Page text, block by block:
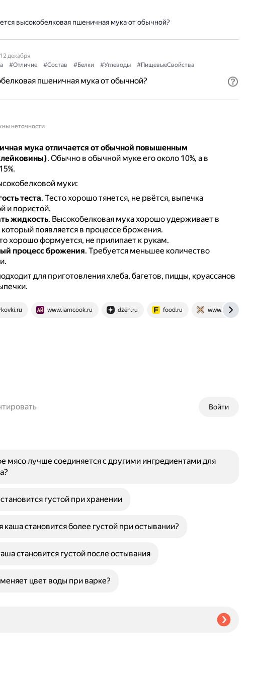
высокобелковая пшеничная мука от обычной?
12 декабря
#Отличие #Состав #Белки #Углеводы #ПищевыеСвойства
пшеничная мука от обычной?
неточности
мука отличается от обычной повышенным
. Обычно в обычной муке его около 10%, а в
муки:
теста. Тесто хорошо тянется, не рвётся, выпечка
и пористой.
жидкость. Высокобелковая мука хорошо удерживает в
который появляется в процессе брожения.
хорошо формуется, не прилипает к рукам.
процесс брожения. Требуется меньшее количество
для приготовления хлеба, багетов, пиццы, круассанов
www.iamcook.ru dzen.ru food.ru www.hlebomoli.ru
Войти
мясо лучше соединяется с другими ингредиентами для
густой при хранении
становится более густой при остывании?
становится густой после остывания
цвет воды при варке?